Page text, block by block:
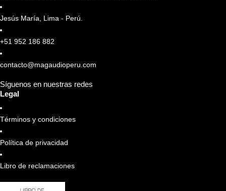
Jesús María, Lima - Perú.
+51 952 186 882
contacto@magaudioperu.com
Síguenos en nuestras redes
Legal
Términos y condiciones
Política de privacidad
Libro de reclamaciones